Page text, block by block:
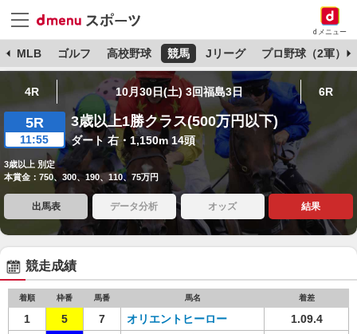
dメニュー
MLB ゴルフ 高校野球 競馬 Jリーグ プロ野球（2軍）
4R 10月30日(土) 3回福島3日 6R
5R
11:55
3歳以上1勝クラス(500万円以下)
ダート 右・1,150m 14頭
3歳以上 別定
本賞金：750、300、190、110、75万円
出馬表 データ分析 オッズ 結果
競走成績
着順 枠番 馬番 馬名 着差
1 5 7 オリエントヒーロー
1.09.4